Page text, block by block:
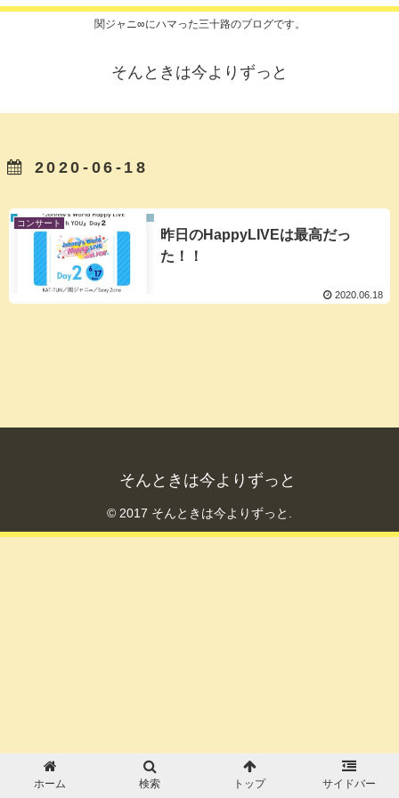
関ジャニ∞にハマった三十路のブログです。
そんときは今よりずっと
2020-06-18
コンサート
昨日のHappyLIVEは最高だっ
た！！
2020.06.18
そんときは今よりずっと
© 2017 そんときは今よりずっと.
ホーム 検索 トップ サイドバー